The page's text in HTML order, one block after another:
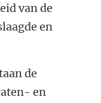
van de
en
de
en